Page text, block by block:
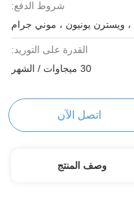
شروط الدفع:
القدرة على التوريد:
30 ميجاوات / الشهر
اتصل الآن
وصف المنتج